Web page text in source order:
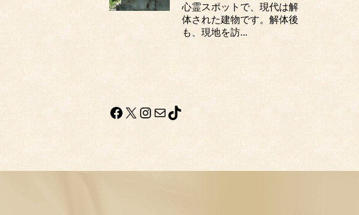
心霊スポットで、現代は解
体された建物です。解体後
も、現地を訪...
Facebook
X Instagram
メールTikTok